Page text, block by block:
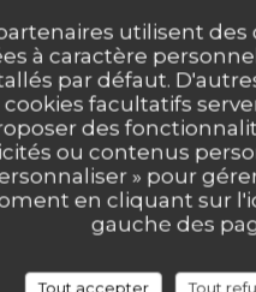
utilisent
à caractère
par défaut.
facultatifs
des
ou contenus
» pour
en cliquant sur
gauche des
Tout accepter Tout
au P'tit Barcelone, à
est tout à fait
(un
Il faut toutefois veiller à
Mais c'est un détail !
:4/5 Ambiance:5/5